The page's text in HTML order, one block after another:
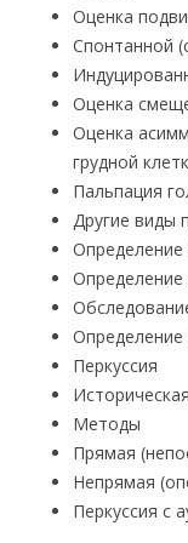
Оценка
Спонтанной
Оценка
Оценка
грудной
Пальпация
Другие виды
Определение
Перкуссия
Методы
Прямая
Непрямая
Перкуссия с